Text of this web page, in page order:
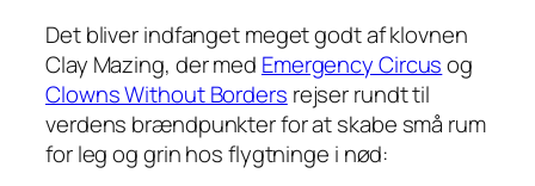
Det bliver indfanget meget godt af klovnen
Clay Mazing, der med Emergency Circusog
Clowns Without Borders rejser rundt til
verdens brændpunkter for at skabe små rum
for leg og grin hos flygtninge i nød: